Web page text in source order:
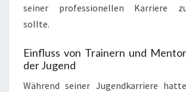
seiner professionellen Karriere
sollte.
Einfluss von Trainern und
der Jugend
Während seiner Jugendkarriere